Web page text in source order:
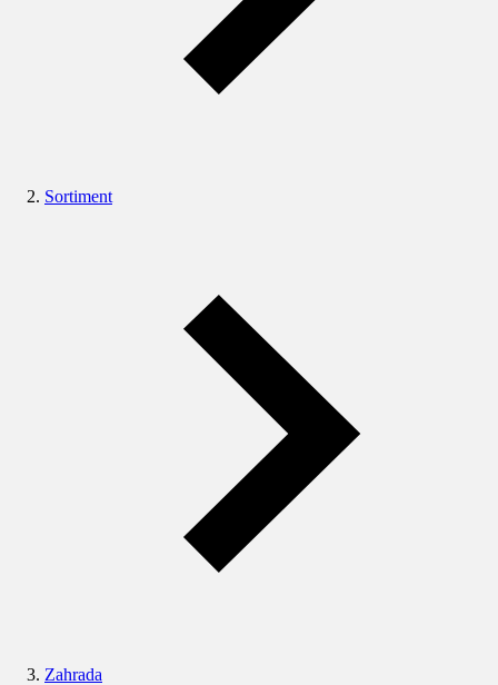
Sortiment
Zahrada